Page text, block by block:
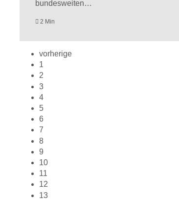
bundesweiten…
2 Min
vorherige
1
2
3
4
5
6
7
8
9
10
11
12
13